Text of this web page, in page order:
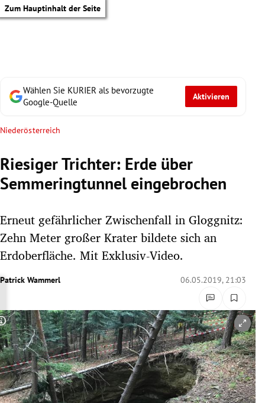
Zum Hauptinhalt der Seite
Untermenü
Untermenü
Untermenü
Untermenü
Untermenü
Wählen Sie KURIER als bevorzugte
Google-Quelle
Aktivieren
Niederösterreich
Riesiger Trichter: Erde über
Semmeringtunnel eingebrochen
Erneut gefährlicher Zwischenfall in Gloggnitz:
Zehn Meter großer Krater bildete sich an
Erdoberfläche. Mit Exklusiv-Video.
Patrick Wammerl 06.05.2019, 21:03
Copyright-Hinweis öffnen/schließen